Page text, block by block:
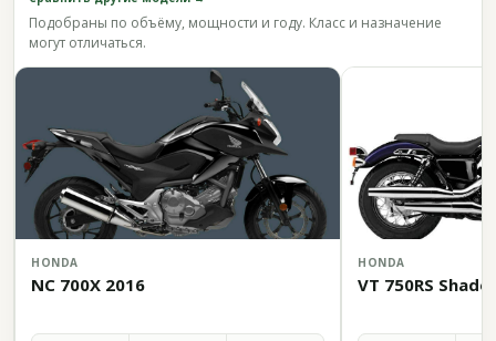
Подобраны по объёму, мощности и году. Класс и назначение
могут отличаться.
HONDA
NC 700X 2016
HONDA
VT 750RS